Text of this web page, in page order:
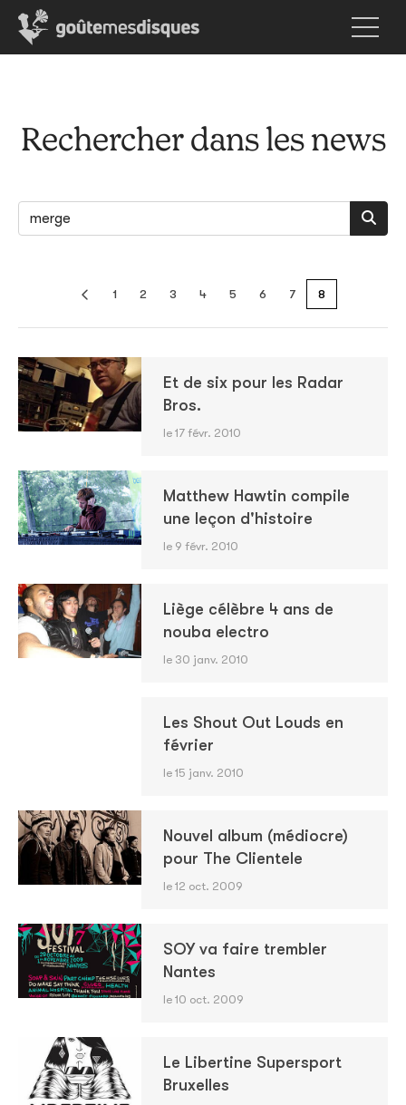
Rechercher dans les news
1 2 3 4 5 6 7 8
Et de six pour les Radar
Bros.
le 17 févr. 2010
Matthew Hawtin compile
une leçon d'histoire
le 9 févr. 2010
Liège célèbre 4 ans de
nouba electro
le 30 janv. 2010
Les Shout Out Louds en
février
le 15 janv. 2010
Nouvel album (médiocre)
pour The Clientele
le 12 oct. 2009
SOY va faire trembler
Nantes
le 10 oct. 2009
Le Libertine Supersport
Bruxelles